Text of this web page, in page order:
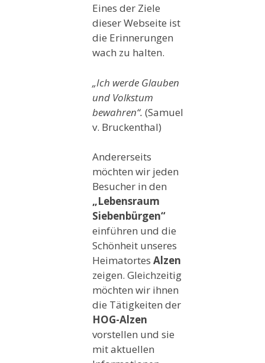
Eines der Ziele
dieser Webseite ist
die Erinnerungen
wach zu halten.
„Ich werde Glauben
und Volkstum
bewahren“. (Samuel
v. Bruckenthal)
Andererseits
möchten wir jeden
Besucher in den
„Lebensraum
Siebenbürgen“
einführen und die
Schönheit unseres
HeimatortesAlzen
zeigen. Gleichzeitig
möchten wir ihnen
die Tätigkeiten der
HOG-Alzen
vorstellen und sie
mit aktuellen